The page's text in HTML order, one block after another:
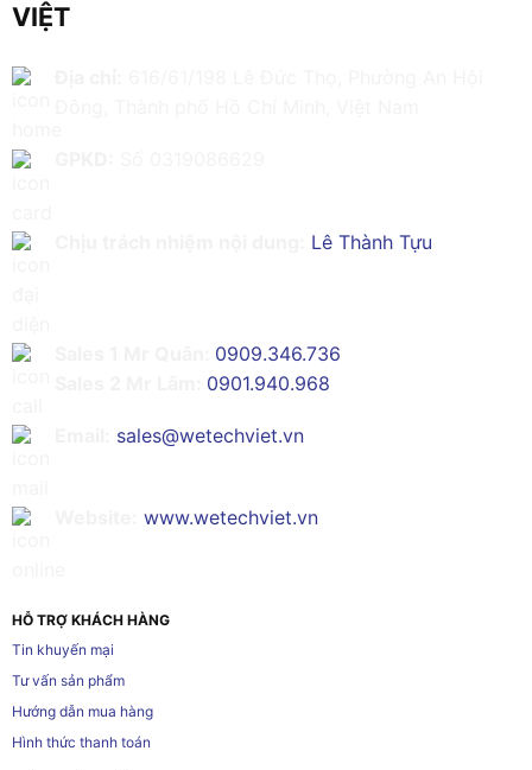
VIỆT
Lê Thành Tựu
0909.346.736
0901.940.968
sales@wetechviet.vn
www.wetechviet.vn
HỖ TRỢ KHÁCH HÀNG
Tin khuyến mại
Tư vấn sản phẩm
Hướng dẫn mua hàng
Hình thức thanh toán